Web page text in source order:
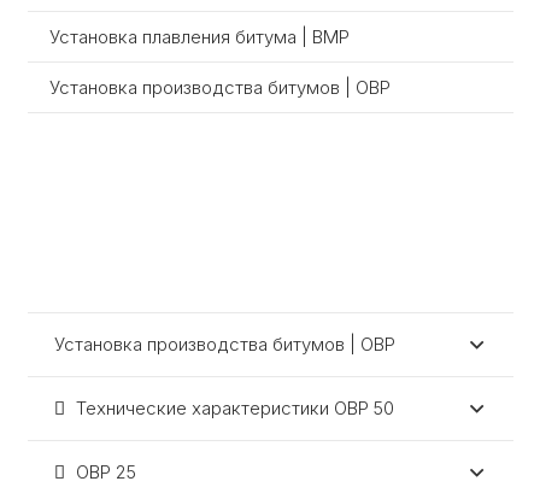
Установка плавления битума | BMP
Установка производства битумов | OBP
Установка производства битумов | OBP
Технические характеристики OBP 50
OBP 25